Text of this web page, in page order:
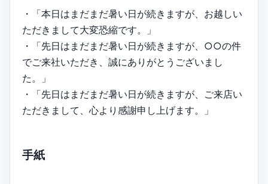
・「本日はまだまだ暑い日が続きますが、お越しい
ただきまして大変恐縮です。」
・「先日はまだまだ暑い日が続きますが、○○の件
でご来社いただき、誠にありがとうございまし
た。」
・「先日はまだまだ暑い日が続きますが、ご来店い
ただきまして、心より感謝申し上げます。」
手紙